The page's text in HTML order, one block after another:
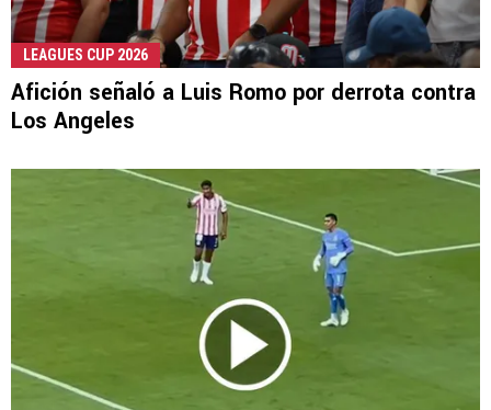
LEAGUES CUP 2026
Afición señaló a Luis Romo por derrota contra
Los Angeles